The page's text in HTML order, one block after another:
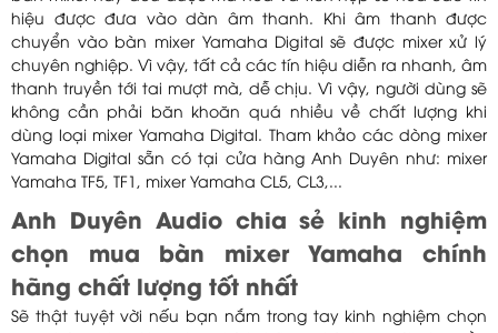
hiệu được đưa vào dàn âm thanh. Khi âm thanh được
chuyển vào bàn mixer Yamaha Digital sẽ được mixer xử lý
chuyên nghiệp. Vì vậy, tất cả các tín hiệu diễn ra nhanh, âm
thanh truyền tới tai mượt mà, dễ chịu. Vì vậy, người dùng sẽ
không cần phải băn khoăn quá nhiều về chất lượng khi
dùng loại mixer Yamaha Digital. Tham khảo các dòng mixer
Yamaha Digital sẵn có tại cửa hàng Anh Duyên như: mixer
Yamaha TF5, TF1, mixer Yamaha CL5, CL3,...
Anh Duyên Audio chia sẻ kinh nghiệm
chọn mua bàn mixer Yamaha chính
hãng chất lượng tốt nhất
Sẽ thật tuyệt vời nếu bạn nắm trong tay kinh nghiệm chọn